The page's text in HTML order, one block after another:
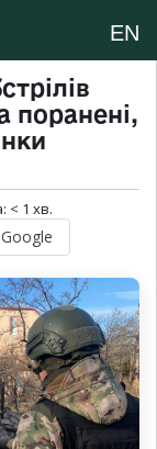
EN
поранені,
< 1 хв.